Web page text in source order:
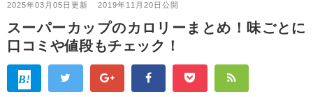
2025年03月05日更新 2019年11月20日公開
スーパーカップのカロリーまとめ！味ごとに
口コミや値段もチェック！